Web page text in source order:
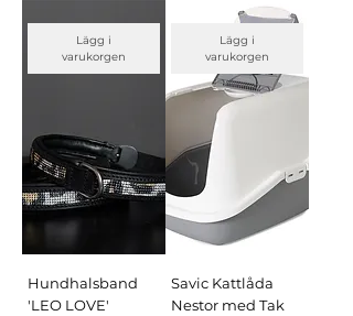
Lägg i
varukorgen
Hundhalsband
'LEO LOVE'
Lägg i
varukorgen
Savic Kattlåda
Nestor med Tak